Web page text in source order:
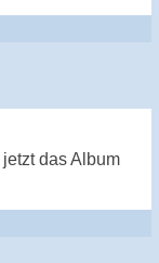
das Album